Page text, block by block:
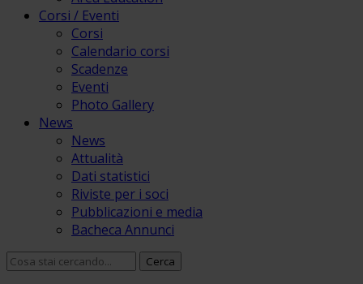
Corsi / Eventi
Corsi
Calendario corsi
Scadenze
Eventi
Photo Gallery
News
News
Attualità
Dati statistici
Riviste per i soci
Pubblicazioni e media
Bacheca Annunci